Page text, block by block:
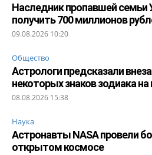
Наследник пропавшей
получить 700 миллионов
09.08.2026 10:20
Общество
Астрологи предсказали
некоторых знаков зодиака
08.08.2026 15:38
Наука
Астронавты NASA провели
открытом космосе